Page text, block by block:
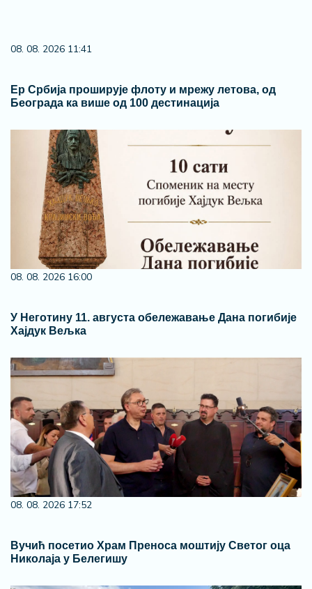
08. 08. 2026 11:41
Ер Србија проширује флоту и мрежу летова, од
Београда ка више од 100 дестинација
08. 08. 2026 16:00
У Неготину 11. августа обележавање Дана погибије
Хајдук Вељка
08. 08. 2026 17:52
Вучић посетио Храм Преноса моштију Светог оца
Николаја у Белегишу